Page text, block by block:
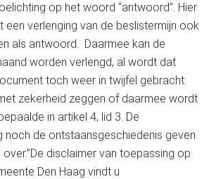
op het woord “antwoord”. Hier
een verlenging van de beslistermijn ook
als antwoord. Daarmee kan de
worden verlengd, al wordt dat
toch weer in twijfel gebracht:
zekerheid zeggen of daarmee wordt
in artikel 4, lid 3. De
noch de ontstaansgeschiedenis geven
disclaimer van toepassing op
Den Haag vindt u